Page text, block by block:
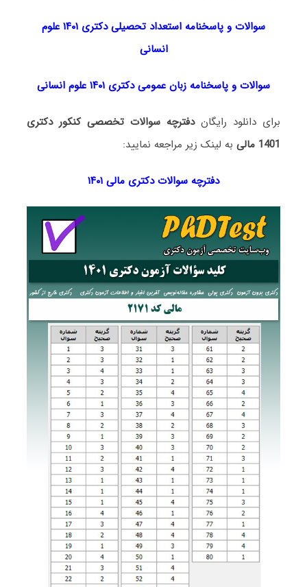
سوالات و پاسخنامه استعداد تحصیلی دکتری
۱۴۰۱ علوم
انسانی
سوالات و پاسخنامه زبان عمومی دکتری ۱۴۰۱ علوم انسانی
برای دانلود رایگاندفترچه سوالات تخصصی کنکور دکتری
1401 مالی
به لینک زیر مراجعه نمایید:
دفترچه سوالات دکتری مالی ۱۴۰۱